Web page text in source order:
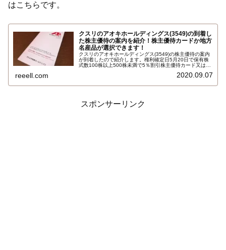
はこちらです。
クスリのアオキホールディングス(3549)の到着し
た株主優待の案内を紹介！株主優待カードか地方
名産品が選択できます！
クスリのアオキホールディングス(3549)の株主優待の案内
が到着したので紹介します。権利確定日5月20日で保有株
式数100株以上500株未満で5％割引株主優待カード又は地
津屋氷見うどん、金沢浅田屋炊き込みご飯の素詰合せ、甘
reeell.com 2020.09.07
スポンサーリンク